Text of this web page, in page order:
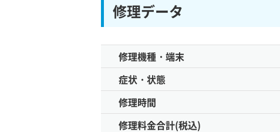
修理データ
修理機種・端末
症状・状態
修理時間
修理料金合計(税込)